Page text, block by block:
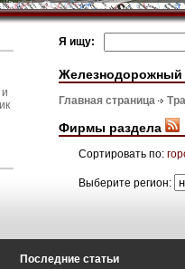
Я ищу:
Железнодорожный
Главная страница
Фирмы раздела
Сортировать по:
Выберите регион:
Последние статьи